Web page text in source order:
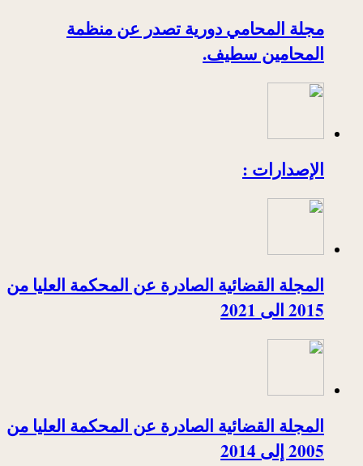
مجلة المحامي دورية تصدر عن منظمة
المحامين سطيف.
الإصدارات :
المجلة القضائية الصادرة عن المحكمة العليا من
2015 الى 2021
المجلة القضائية الصادرة عن المحكمة العليا من
2005 إلى 2014